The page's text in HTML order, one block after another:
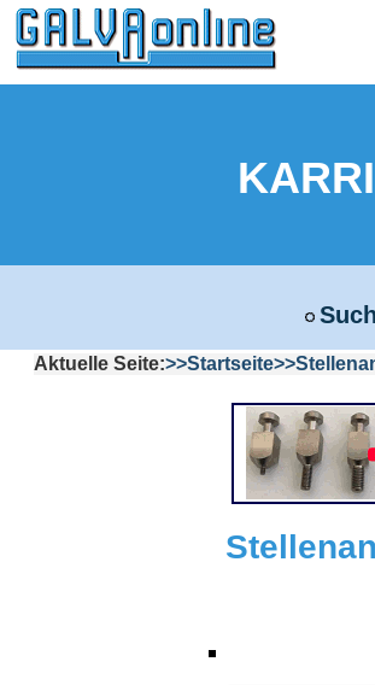
Aktuelle Seite: Startseite